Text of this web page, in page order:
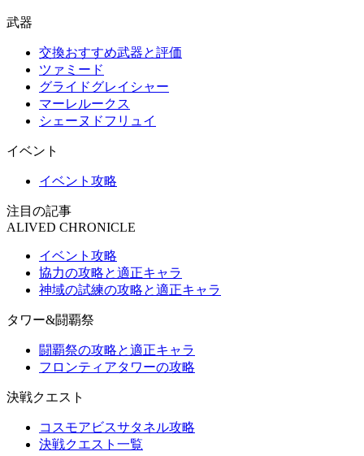
武器
交換おすすめ武器と評価
ツァミード
グライドグレイシャー
マーレルークス
シェーヌドフリュイ
イベント
イベント攻略
注目の記事
ALIVED CHRONICLE
イベント攻略
協力の攻略と適正キャラ
神域の試練の攻略と適正キャラ
タワー&闘覇祭
闘覇祭の攻略と適正キャラ
フロンティアタワーの攻略
決戦クエスト
コスモアビスサタネル攻略
決戦クエスト一覧